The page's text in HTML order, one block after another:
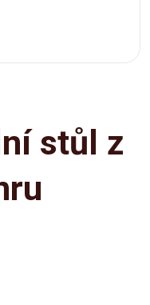
stůl z